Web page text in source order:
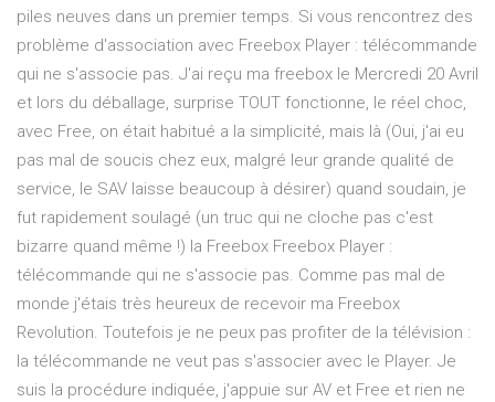
piles neuves dans un premier temps. Si vous rencontrez des
problème d'association avec Freebox Player : télécommande
qui ne s'associe pas. J'ai reçu ma freebox le Mercredi 20 Avril
et lors du déballage, surprise TOUT fonctionne, le réel choc,
avec Free, on était habitué a la simplicité, mais là (Oui, j'ai eu
pas mal de soucis chez eux, malgré leur grande qualité de
service, le SAV laisse beaucoup à désirer) quand soudain, je
fut rapidement soulagé (un truc qui ne cloche pas c'est
bizarre quand même !) la Freebox Freebox Player :
télécommande qui ne s'associe pas. Comme pas mal de
monde j'étais très heureux de recevoir ma Freebox
Revolution. Toutefois je ne peux pas profiter de la télévision :
la télécommande ne veut pas s'associer avec le Player. Je
suis la procédure indiquée, j'appuie sur AV et Free et rien ne